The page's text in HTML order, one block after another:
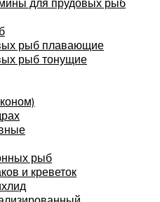
рыб плавающие
рыб тонущие
рыб
и креветок